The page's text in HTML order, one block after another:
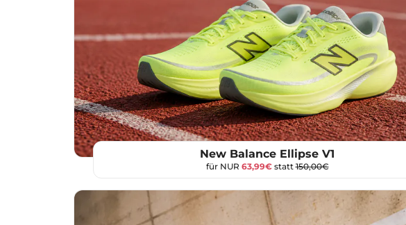
New Balance Ellipse V1
für NUR 63,99€statt150,00€